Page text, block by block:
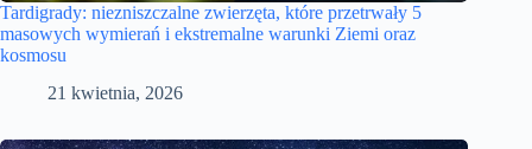
Tardigrady: niezniszczalne zwierzęta, które przetrwały 5
masowych wymierań i ekstremalne warunki Ziemi oraz
kosmosu
21 kwietnia, 2026